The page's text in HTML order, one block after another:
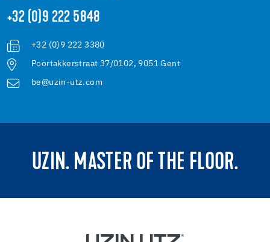
+32 (0)9 222 5848
+32 (0)9 222 3380
Poortakkerstraat 37/0102, 9051 Gent
be@uzin-utz.com
UZIN. MASTER OF THE FLOOR.